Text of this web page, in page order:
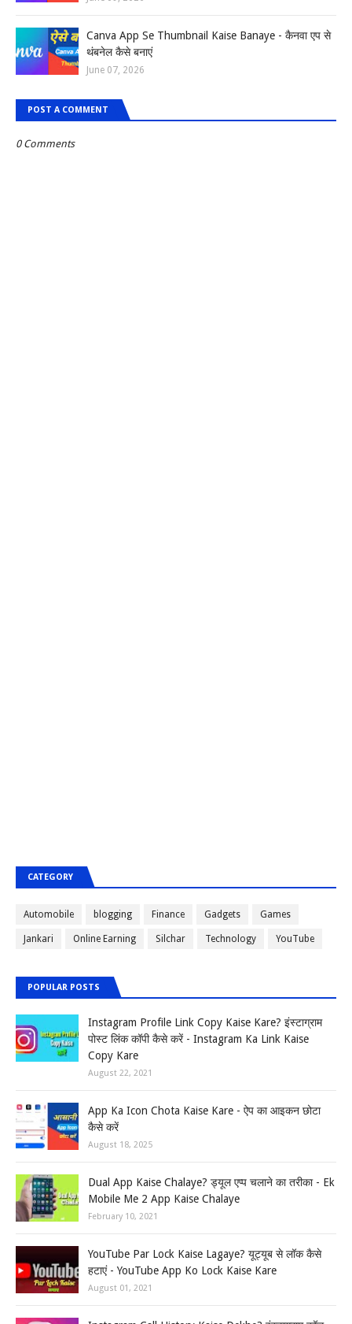
Canva App Se Thumbnail Kaise Banaye - कैनवा एप से
थंबनेल कैसे बनाएं
June 07, 2026
POST A COMMENT
0 Comments
CATEGORY
Automobile blogging Finance Gadgets Games
Jankari Online Earning Silchar Technology YouTube
POPULAR POSTS
Instagram Profile Link Copy Kaise Kare? इंस्टाग्राम
पोस्ट लिंक कॉपी कैसे करें - Instagram Ka Link Kaise
Copy Kare
August 22, 2021
App Ka Icon Chota Kaise Kare - ऐप का आइकन छोटा
कैसे करें
August 18, 2025
Dual App Kaise Chalaye? ड्यूल एप्प चलाने का तरीका - Ek
Mobile Me 2 App Kaise Chalaye
February 10, 2021
YouTube Par Lock Kaise Lagaye? यूट्यूब से लॉक कैसे
हटाएं - YouTube App Ko Lock Kaise Kare
August 01, 2021